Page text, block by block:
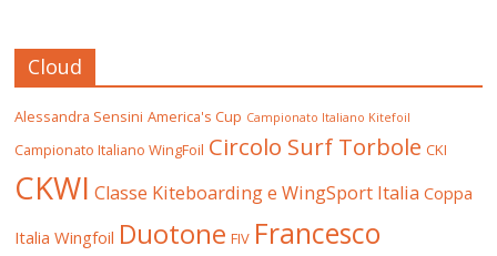
Cloud
Alessandra Sensini America's Cup Campionato Italiano Kitefoil
Campionato Italiano WingFoil Circolo Surf Torbole CKI
CKWI Classe Kiteboarding e WingSport Italia Coppa
Italia Wingfoil Duotone FIV Francesco